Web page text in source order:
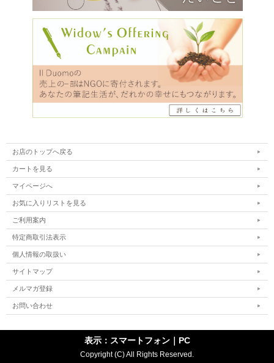
お店のトップへ戻る
カートを見る
マイページへ
お気に入りリストを見る
ご利用案内
特定商取引法表示
個人情報の取扱い
サイトマップ
メルマガ登録
お問い合わせ
表示：スマートフォン｜ PC
Copyright (C) All Rights Reserved.